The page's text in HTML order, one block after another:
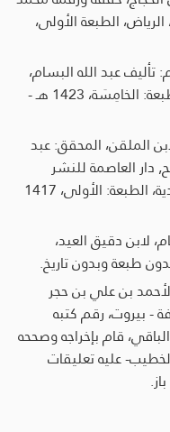
الطبعة الأولى،
عبد الله البسام،
مكتبة الأسدي، مكة المكرمة، الطبعة: الخامِسَة، 1423 هـ -
الملقن، المحقق: عبد
دار العاصمة للنشر
والتوزيع، المملكة العربية السعودية، الطبعة: الأولى، 1417
لابن دقيق العيد،
طبعة وبدون تاريخ.
بن علي بن حجر
- بيروت، رقم كتبه
قام بإخراجه وصححه
عليه تعليقات